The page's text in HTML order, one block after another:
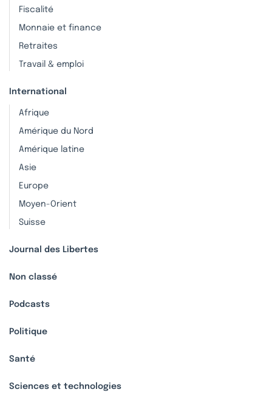
Fiscalité
Monnaie et finance
Retraites
Travail & emploi
International
Afrique
Amérique du Nord
Amérique latine
Asie
Europe
Moyen-Orient
Suisse
Journal des Libertes
Non classé
Podcasts
Politique
Santé
Sciences et technologies